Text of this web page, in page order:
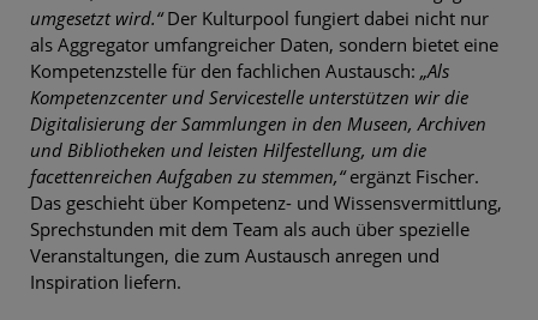
umgesetzt wird.“Der Kulturpool fungiert dabei nicht nur
als Aggregator umfangreicher Daten, sondern bietet eine
Kompetenzstelle für den fachlichen Austausch: „Als
Kompetenzcenter und Servicestelle unterstützen wir die
Digitalisierung der Sammlungen in den Museen, Archiven
und Bibliotheken und leisten Hilfestellung, um die
facettenreichen Aufgaben zu stemmen,“ergänzt Fischer.
Das geschieht über Kompetenz- und Wissensvermittlung,
Sprechstunden mit dem Team als auch über spezielle
Veranstaltungen, die zum Austausch anregen und
Inspiration liefern.